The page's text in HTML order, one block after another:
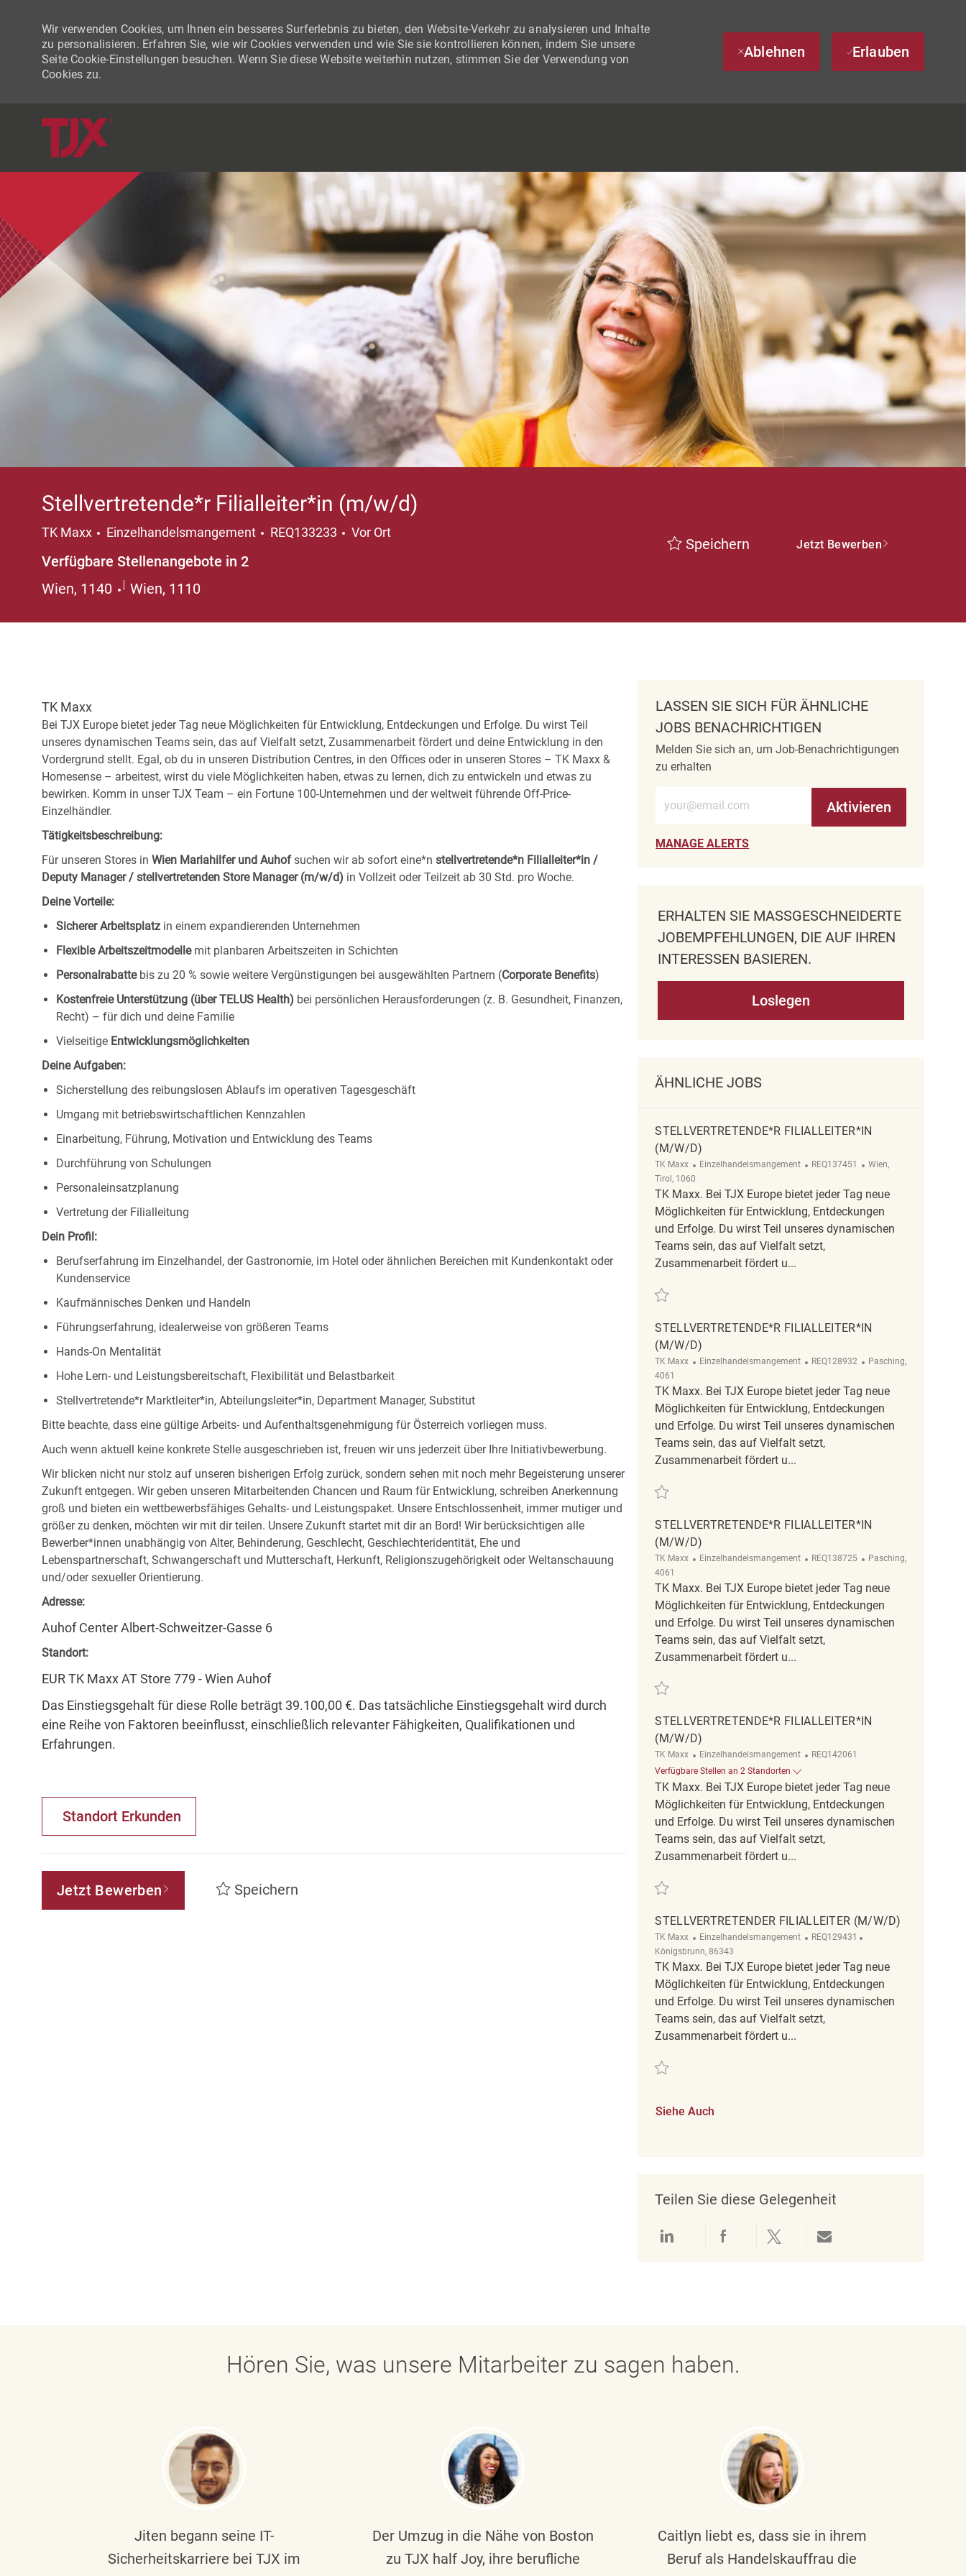
Wir verwenden Cookies, um Ihnen ein besseres Surferlebnis zu bieten, den Website-Verkehr zu analysieren und Inhalte
zu personalisieren. Erfahren Sie, wie wir Cookies verwenden und wie Sie sie kontrollieren können, indem Sie unsere
Seite Cookie-Einstellungen besuchen. Wenn Sie diese Website weiterhin nutzen, stimmen Sie der Verwendung von
Cookies zu.
Ablehnen Erlauben
Stellvertretende*r Filialleiter*in (m/w/d)
TK Maxx Kategorie
Einzelhandelsmangement REQ133233 Vor Ort
Verfügbare Stellenangebote in 2
Wien, 1140
Wien, 1110
Speichern Jetzt Bewerben
TK Maxx
Bei TJX Europe bietet jeder Tag neue Möglichkeiten für Entwicklung, Entdeckungen und Erfolge. Du wirst Teil
unseres dynamischen Teams sein, das auf Vielfalt setzt, Zusammenarbeit fördert und deine Entwicklung in den
Vordergrund stellt. Egal, ob du in unseren Distribution Centres, in den Offices oder in unseren Stores – TK Maxx &
Homesense – arbeitest, wirst du viele Möglichkeiten haben, etwas zu lernen, dich zu entwickeln und etwas zu
bewirken. Komm in unser TJX Team – ein Fortune 100-Unternehmen und der weltweit führende Off-Price-
Einzelhändler.
Tätigkeitsbeschreibung:
Für unseren Stores in Wien Mariahilfer und Auhofsuchen wir ab sofort eine*n stellvertretende*n Filialleiter*in /
Deputy Manager / stellvertretenden Store Manager (m/w/d) in Vollzeit oder Teilzeit ab 30 Std. pro Woche.
Deine Vorteile:
Sicherer Arbeitsplatz in einem expandierenden Unternehmen
Flexible Arbeitszeitmodelle mit planbaren Arbeitszeiten in Schichten
Personalrabatte bis zu 20 % sowie weitere Vergünstigungen bei ausgewählten Partnern (Corporate Benefits)
Kostenfreie Unterstützung (über TELUS Health) bei persönlichen Herausforderungen (z. B. Gesundheit, Finanzen,
Recht) – für dich und deine Familie
Vielseitige Entwicklungsmöglichkeiten
Deine Aufgaben:
Sicherstellung des reibungslosen Ablaufs im operativen Tagesgeschäft
Umgang mit betriebswirtschaftlichen Kennzahlen
Einarbeitung, Führung, Motivation und Entwicklung des Teams
Durchführung von Schulungen
Personaleinsatzplanung
Vertretung der Filialleitung
Dein Profil:
Berufserfahrung im Einzelhandel, der Gastronomie, im Hotel oder ähnlichen Bereichen mit Kundenkontakt oder
Kundenservice
Kaufmännisches Denken und Handeln
Führungserfahrung, idealerweise von größeren Teams
Hands-On Mentalität
Hohe Lern- und Leistungsbereitschaft, Flexibilität und Belastbarkeit
Stellvertretende*r Marktleiter*in, Abteilungsleiter*in, Department Manager, Substitut
Bitte beachte, dass eine gültige Arbeits- und Aufenthaltsgenehmigung für Österreich vorliegen muss.
Auch wenn aktuell keine konkrete Stelle ausgeschrieben ist, freuen wir uns jederzeit über Ihre Initiativbewerbung.
Wir blicken nicht nur stolz auf unseren bisherigen Erfolg zurück, sondern sehen mit noch mehr Begeisterung unserer
Zukunft entgegen. Wir geben unseren Mitarbeitenden Chancen und Raum für Entwicklung, schreiben Anerkennung
groß und bieten ein wettbewerbsfähiges Gehalts- und Leistungspaket. Unsere Entschlossenheit, immer mutiger und
größer zu denken, möchten wir mit dir teilen. Unsere Zukunft startet mit dir an Bord! Wir berücksichtigen alle
Bewerber*innen unabhängig von Alter, Behinderung, Geschlecht, Geschlechteridentität, Ehe und
Lebenspartnerschaft, Schwangerschaft und Mutterschaft, Herkunft, Religionszugehörigkeit oder Weltanschauung
und/oder sexueller Orientierung.
Adresse:
Auhof Center Albert-Schweitzer-Gasse 6
Standort:
EUR TK Maxx AT Store 779 - Wien Auhof
Das Einstiegsgehalt für diese Rolle beträgt 39.100,00 €. Das tatsächliche Einstiegsgehalt wird durch
eine Reihe von Faktoren beeinflusst, einschließlich relevanter Fähigkeiten, Qualifikationen und
Erfahrungen.
Standort Erkunden
Jetzt Bewerben Speichern
LASSEN SIE SICH FÜR ÄHNLICHE
JOBS BENACHRICHTIGEN
Melden Sie sich an, um Job-Benachrichtigungen
zu erhalten
E-Mail-Adresse eingeben (erforderlich)
Aktivieren
MANAGE ALERTS
ERHALTEN SIE MASSGESCHNEIDERTE J
OBEMPFEHLUNGEN, DIE AUF IHREN I
NTERESSEN BASIEREN.
Loslegen
ÄHNLICHE JOBS
STELLVERTRETENDE*R FILIALLEITER*IN
(M/W/D)
TK Maxx Kategorie
Einzelhandelsmangement ReqId
REQ137451 Ort
Wien,
Tirol, 1060
TK Maxx. Bei TJX Europe bietet jeder Tag neue
Möglichkeiten für Entwicklung, Entdeckungen
und Erfolge. Du wirst Teil unseres dynamischen
Teams sein, das auf Vielfalt setzt,
Zusammenarbeit fördert u...
Retten Stellvertretende*r Filialleiter*in (m/w/d) REQ137451
STELLVERTRETENDE*R FILIALLEITER*IN
(M/W/D)
TK Maxx Kategorie
Einzelhandelsmangement ReqId
REQ128932 Ort
Pasching,
4061
TK Maxx. Bei TJX Europe bietet jeder Tag neue
Möglichkeiten für Entwicklung, Entdeckungen
und Erfolge. Du wirst Teil unseres dynamischen
Teams sein, das auf Vielfalt setzt,
Zusammenarbeit fördert u...
STELLVERTRETENDE*R FILIALLEITER*IN
(M/W/D)
TK Maxx Kategorie
Einzelhandelsmangement ReqId
REQ138725 Ort
Pasching,
4061
TK Maxx. Bei TJX Europe bietet jeder Tag neue
Möglichkeiten für Entwicklung, Entdeckungen
und Erfolge. Du wirst Teil unseres dynamischen
Teams sein, das auf Vielfalt setzt,
Zusammenarbeit fördert u...
Retten Stellvertretende*r Filialleiter*in (m/w/d) REQ138725
STELLVERTRETENDE*R FILIALLEITER*IN
(M/W/D)
TK Maxx Kategorie
Einzelhandelsmangement ReqId
REQ142061
Verfügbare Stellen an 2 Standorten
TK Maxx. Bei TJX Europe bietet jeder Tag neue
Möglichkeiten für Entwicklung, Entdeckungen
und Erfolge. Du wirst Teil unseres dynamischen
Teams sein, das auf Vielfalt setzt,
Zusammenarbeit fördert u...
Retten Stellvertretende*r Filialleiter*in (m/w/d) REQ142061
STELLVERTRETENDER FILIALLEITER (M/W/D)
TK Maxx Kategorie
Einzelhandelsmangement ReqId
REQ129431
Königsbrunn, 86343
TK Maxx. Bei TJX Europe bietet jeder Tag neue
Möglichkeiten für Entwicklung, Entdeckungen
und Erfolge. Du wirst Teil unseres dynamischen
Teams sein, das auf Vielfalt setzt,
Zusammenarbeit fördert u...
Retten Stellvertretender Filialleiter (m/w/d) REQ129431
Siehe Auch
Teilen Sie diese Gelegenheit
Über LinkedIn teilenÜber Facebook teilen
Über Twitter teilenPer E-Mail teilen
Hören Sie, was unsere Mitarbeiter zu sagen haben.
Jiten begann seine IT-
Sicherheitskarriere bei TJX im
Der Umzug in die Nähe von Boston
zu TJX half Joy, ihre berufliche
Caitlyn liebt es, dass sie in ihrem
Beruf als Handelskauffrau die